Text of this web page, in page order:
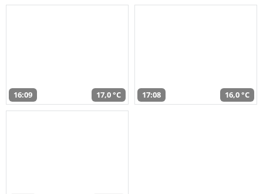
16:09 17,0 °C 17:08 16,0 °C